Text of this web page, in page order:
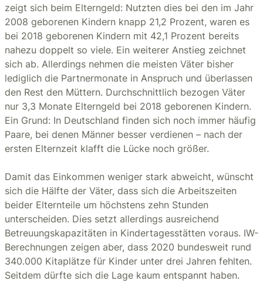
zeigt sich beim Elterngeld: Nutzten dies bei den im Jahr
2008 geborenen Kindern knapp 21,2 Prozent, waren es
bei 2018 geborenen Kindern mit 42,1 Prozent bereits
nahezu doppelt so viele. Ein weiterer Anstieg zeichnet
sich ab. Allerdings nehmen die meisten Väter bisher
lediglich die Partnermonate in Anspruch und überlassen
den Rest den Müttern. Durchschnittlich bezogen Väter
nur 3,3 Monate Elterngeld bei 2018 geborenen Kindern.
Ein Grund: In Deutschland finden sich noch immer häufig
Paare, bei denen Männer besser verdienen – nach der
ersten Elternzeit klafft die Lücke noch größer.
Damit das Einkommen weniger stark abweicht, wünscht
sich die Hälfte der Väter, dass sich die Arbeitszeiten
beider Elternteile um höchstens zehn Stunden
unterscheiden. Dies setzt allerdings ausreichend
Betreuungskapazitäten in Kindertagesstätten voraus. IW-
Berechnungen zeigen aber, dass 2020 bundesweit rund
340.000 Kitaplätze für Kinder unter drei Jahren fehlten.
Seitdem dürfte sich die Lage kaum entspannt haben.